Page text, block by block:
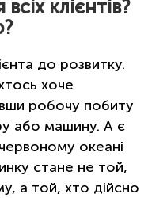
клієнтів?
до розвитку.
хоче
робочу побиту
або машину. А є
океані
стане не той,
а той, хто дійсно